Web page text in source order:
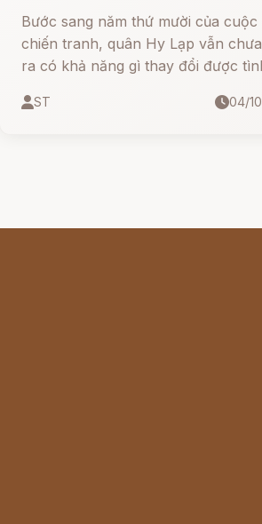
Bước sang năm thứ mười của cuộc
chiến tranh, quân Hy Lạp vẫn
ra có khả năng gì thay đổi được
Troie, một mặt vẫn đem quân đi
ST 04/